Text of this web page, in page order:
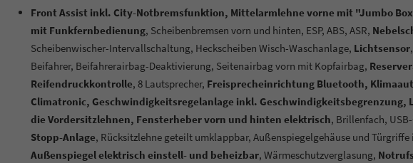
Front Assist inkl. City-Notbremsfunktion, Mittelarmlehne vorne mit "Jumbo
mit Funkfernbedienung, Scheibenbremsen vorn und hinten, ESP, ABS, ASR,
Scheibenwischer-Intervallschaltung, Heckscheiben Wisch-Waschanlage, Lichtsensor
Beifahrer, Beifahrerairbag-Deaktivierung, Seitenairbag vorn mit Kopfairbag,
Reifendruckkontrolle, 8 Lautsprecher, Freisprecheinrichtung Bluetooth,
Climatronic, Geschwindigkeitsregelanlage inkl.
die Vordersitzlehnen, Fensterheber vorn und hinten elektrisch, Brillenfach,
Stopp-Anlage, Rücksitzlehne geteilt umklappbar, Außenspiegelgehäuse und Türgriffe
Außenspiegel elektrisch einstell- und beheizbar, Wärmeschutzverglasung,